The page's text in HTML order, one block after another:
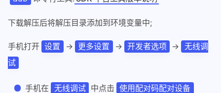
下载解压后将解压目录添加到环境变量中;
手机打开 设置 → 更多设置 → 开发者选项 →
无线调
试
手机在 无线调试 中点击 使用配对码配对设备